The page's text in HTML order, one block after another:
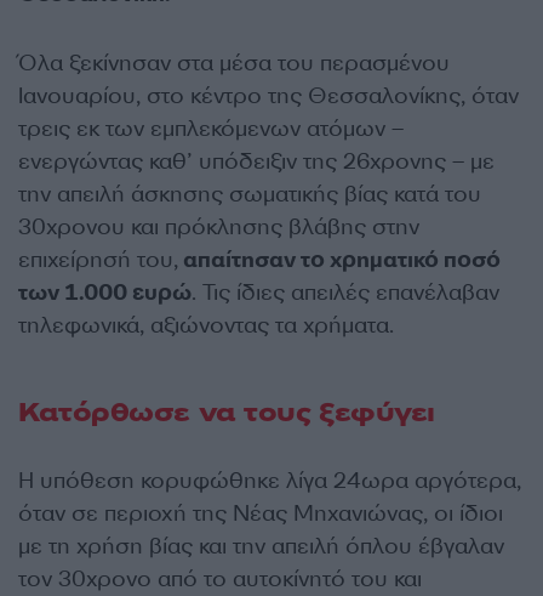
Όλα ξεκίνησαν στα μέσα του περασμένου
Ιανουαρίου, στο κέντρο της Θεσσαλονίκης, όταν
τρεις εκ των εμπλεκόμενων ατόμων –
ενεργώντας καθ’ υπόδειξιν της 26χρονης – με
την απειλή άσκησης σωματικής βίας κατά του
30χρονου και πρόκλησης βλάβης στην
επιχείρησή του, απαίτησαν το χρηματικό ποσό
των 1.000 ευρώ. Τις ίδιες απειλές επανέλαβαν
τηλεφωνικά, αξιώνοντας τα χρήματα.
Κατόρθωσε να τους ξεφύγει
Η υπόθεση κορυφώθηκε λίγα 24ωρα αργότερα,
όταν σε περιοχή της Νέας Μηχανιώνας, οι ίδιοι
με τη χρήση βίας και την απειλή όπλου έβγαλαν
τον 30χρονο από το αυτοκίνητό του και